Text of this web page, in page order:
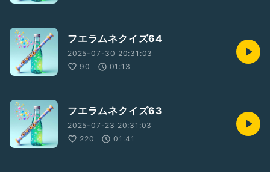
フエラムネクイズ64
2025-07-30 20:31:03
90
01:13
フエラムネクイズ63
2025-07-23 20:31:03
220
01:41